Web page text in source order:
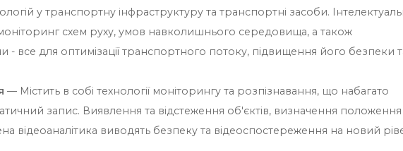
у транспортну інфраструктуру та транспортні засоби.
схем руху, умов навколишнього середовища, а також
- все для оптимізації транспортного потоку, підвищення його безпеки
— Містить в собі технології моніторингу та розпізнавання, що набагато
запис. Виявлення та відстеження об'єктів, визначення
відеоаналітика виводять безпеку та відеоспостереження на новий